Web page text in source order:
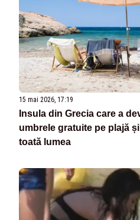
15 mai 2026, 17:19
Insula din Grecia care a
umbrele gratuite pe plajă
toată lumea